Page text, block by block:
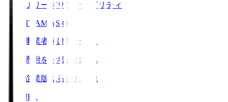
Ｊリーグサステナビリティ
TEAM AS ONE
事業者向けサービス
寄附をお考えの方へ
企業版ふるさと納税
JFA